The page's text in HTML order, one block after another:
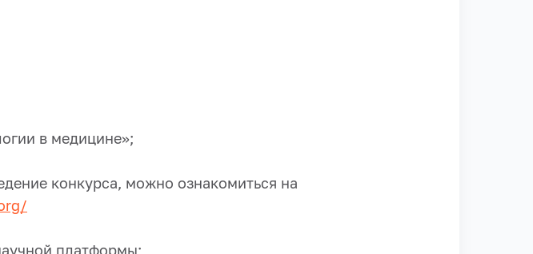
в медицине»;
конкурса, можно ознакомиться на
платформы;